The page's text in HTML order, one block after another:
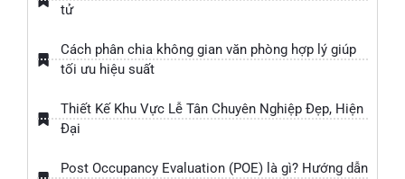
tử
Cách phân chia không gian văn phòng hợp lý giúp
tối ưu hiệu suất
Thiết Kế Khu Vực Lễ Tân Chuyên Nghiệp Đẹp, Hiện
Đại
Post Occupancy Evaluation (POE) là gì? Hướng dẫn